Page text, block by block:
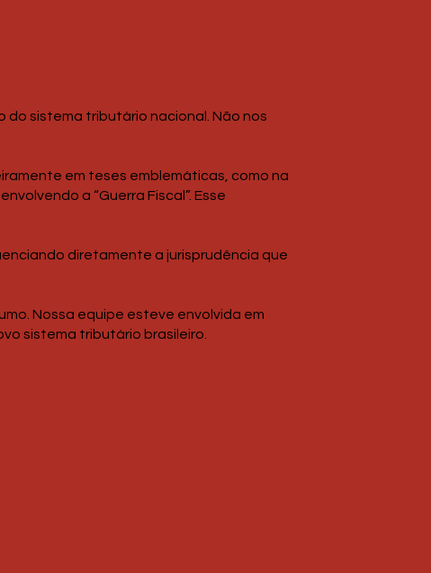
do sistema tributário nacional. Não nos
em teses emblemáticas, como na
a “Guerra Fiscal”. Esse
diretamente a jurisprudência que
Nossa equipe esteve envolvida em
sistema tributário brasileiro.